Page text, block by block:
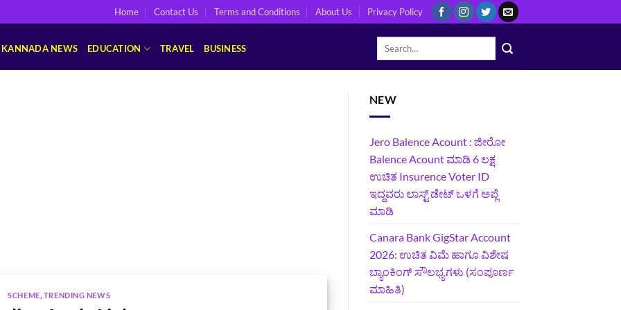
Home Contact Us Terms and Conditions About Us Privacy Policy
KANNADA NEWS EDUCATION TRAVEL BUSINESS
SCHEME TRENDING NEWS
NEW
Jero Balence Acount : ಜೀರೋ
Balence Acount ಮಾಡಿ 6 ಲಕ್ಷ
ಉಚಿತ Insurence Voter ID
ಇದ್ದವರು ಲಾಸ್ಟ್‌ ಡೇಟ್‌ ಒಳಗೆ ಅಪ್ಲೆ
ಮಾಡಿ
Canara Bank GigStar Account
2026: ಉಚಿತ ವಿಮೆ ಹಾಗೂ ವಿಶೇಷ
ಬ್ಯಾಂಕಿಂಗ್ ಸೌಲಭ್ಯಗಳು (ಸಂಪೂರ್ಣ
ಮಾಹಿತಿ)